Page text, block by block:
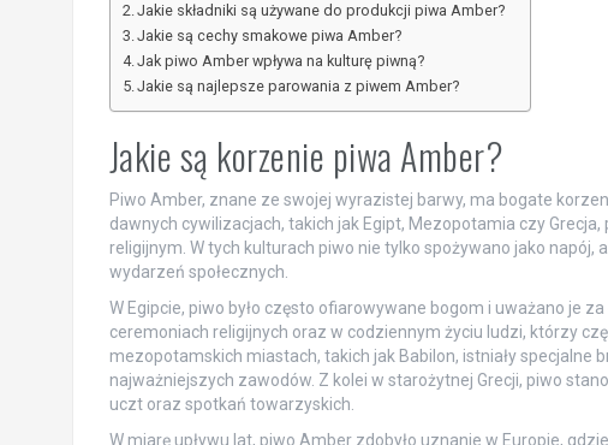
Jakie składniki są używane do produkcji piwa Amber?
Jakie są cechy smakowe piwa Amber?
Jak piwo Amber wpływa na kulturę piwną?
Jakie są najlepsze parowania z piwem Amber?
Jakie są korzenie piwa Amber?
Piwo Amber, znane ze swojej wyrazistej barwy, ma bogate
dawnych cywilizacjach, takich jak Egipt, Mezopotamia czy
religijnym. W tych kulturach piwo nie tylko spożywano jako
wydarzeń społecznych.
W Egipcie, piwo było często ofiarowywane bogom i uważano je
ceremoniach religijnych oraz w codziennym życiu ludzi, którzy
mezopotamskich miastach, takich jak Babilon, istniały specjalne
najważniejszych zawodów. Z kolei w starożytnej Grecji, piwo
uczt oraz spotkań towarzyskich.
W miarę upływu lat, piwo Amber zdobyło uznanie w Europie,